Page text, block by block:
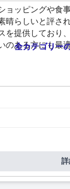
ッピングや
らしいと評
提供してお
ある方にも
全カテゴリー